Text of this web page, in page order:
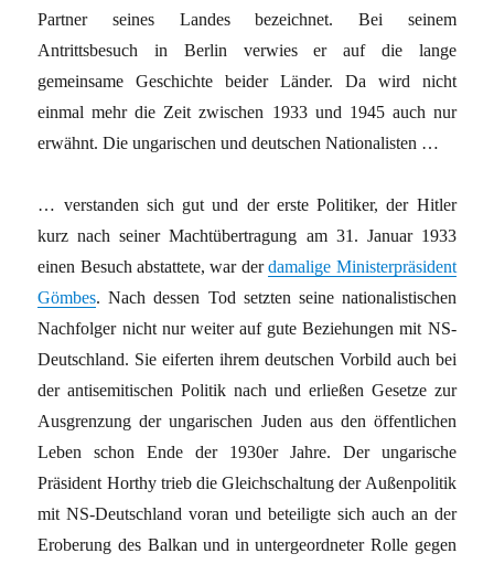
Partner seines Landes bezeichnet. Bei seinem
Antrittsbesuch in Berlin verwies er auf die lange
gemeinsame Geschichte beider Länder. Da wird nicht
einmal mehr die Zeit zwischen 1933 und 1945 auch nur
erwähnt. Die ungarischen und deutschen Nationalisten …
… verstanden sich gut und der erste Politiker, der Hitler
kurz nach seiner Machtübertragung am 31. Januar 1933
einen Besuch abstattete, war derdamalige Ministerpräsident
Gömbes. Nach dessen Tod setzten seine nationalistischen
Nachfolger nicht nur weiter auf gute Beziehungen mit NS-
Deutschland. Sie eiferten ihrem deutschen Vorbild auch bei
der antisemitischen Politik nach und erließen Gesetze zur
Ausgrenzung der ungarischen Juden aus den öffentlichen
Leben schon Ende der 1930er Jahre. Der ungarische
Präsident Horthy trieb die Gleichschaltung der Außenpolitik
mit NS-Deutschland voran und beteiligte sich auch an der
Eroberung des Balkan und in untergeordneter Rolle gegen